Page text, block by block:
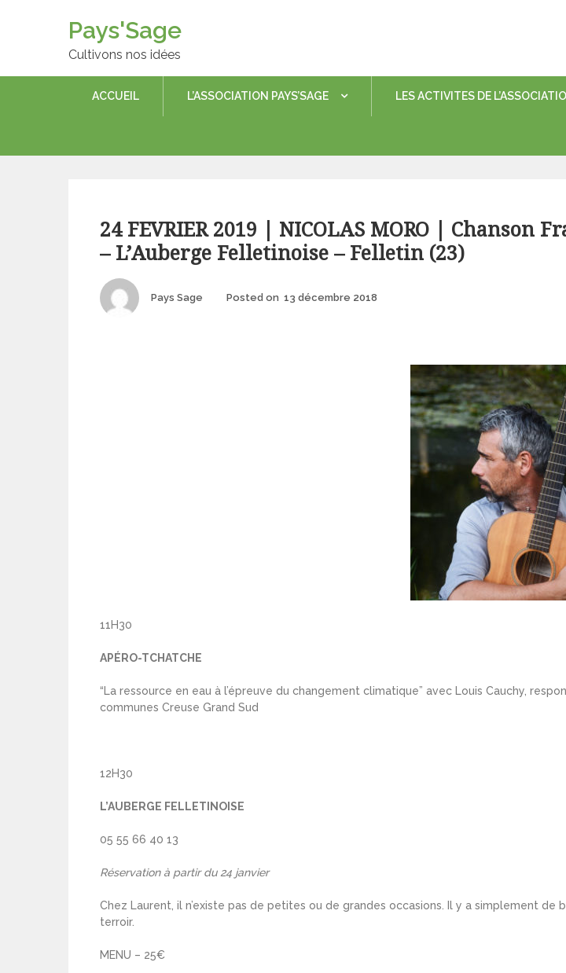
Pays'Sage
Cultivons nos idées
ACCUEIL L’ASSOCIATION PAYS’SAGE LES ACTIVITES DE
24 FEVRIER 2019 | NICOLAS MORO | Chanson
– L’Auberge Felletinoise – Felletin (23)
Author
Pays Sage Posted on 13 décembre 2018
11H30
APÉRO-TCHATCHE
“La ressource en eau à l’épreuve du changement climatique” avec Louis Cauchy,
communes Creuse Grand Sud
12H30
L’AUBERGE FELLETINOISE
05 55 66 40 13
Réservation à partir du 24 janvier
Chez Laurent, il n’existe pas de petites ou de grandes occasions. Il y a simplement
terroir.
MENU – 25€